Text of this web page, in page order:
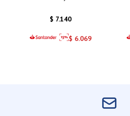
$ 7.140
$ 6.069